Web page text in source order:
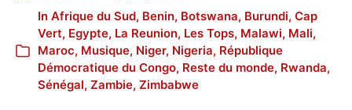
In Afrique du Sud, Benin, Botswana, Burundi, Cap
Vert, Egypte, La Reunion, Les Tops, Malawi, Mali,
Maroc, Musique, Niger, Nigeria, République
Démocratique du Congo, Reste du monde, Rwanda,
Sénégal, Zambie, Zimbabwe